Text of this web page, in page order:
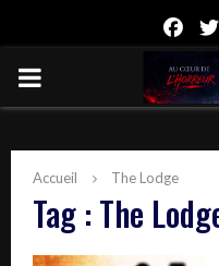
PRIMARY
Accueil The Lodge
Tag : The